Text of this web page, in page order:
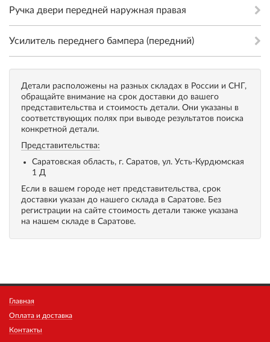
Ручка двери передней наружная правая
Усилитель переднего бампера (передний)
Детали расположены на разных складах в России и СНГ,
обращайте внимание на срок доставки до вашего
представительства и стоимость детали. Они указаны в
соответствующих полях при выводе результатов поиска
конкретной детали.
Представительства:
Саратовская область, г. Саратов, ул. Усть-Курдюмская
1 Д
Если в вашем городе нет представительства, срок
доставки указан до нашего склада в Саратове. Без
регистрации на сайте стоимость детали также указана
на нашем складе в Саратове.
Главная
Оплата и доставка
Контакты